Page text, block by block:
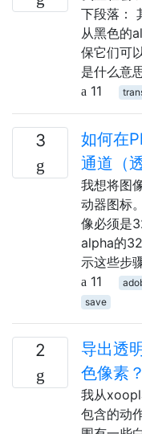
下段落：
从黑色的
保它们可
是什么意
11
3
如何在
通道（
我想将图
动器图标
像必须是
alpha的
示这些步
11
save
2
导出透
色像素？
我从
包含的动